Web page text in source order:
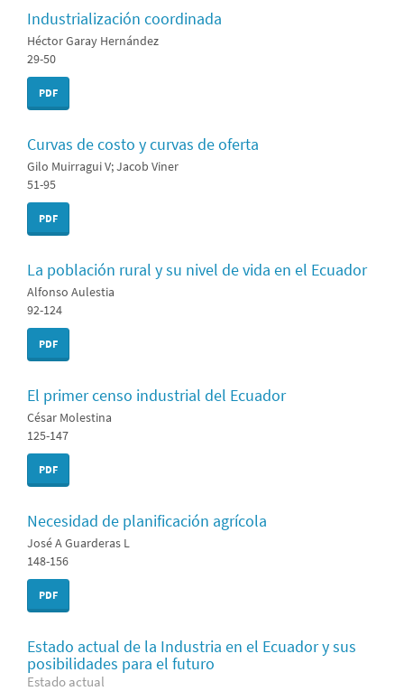
Industrialización coordinada
Héctor Garay Hernández
29-50
PDF
Curvas de costo y curvas de oferta
Gilo Muirragui V; Jacob Viner
51-95
PDF
La población rural y su nivel de vida en el Ecuador
Alfonso Aulestia
92-124
PDF
El primer censo industrial del Ecuador
César Molestina
125-147
PDF
Necesidad de planificación agrícola
José A Guarderas L
148-156
PDF
Estado actual de la Industria en el Ecuador y sus
posibilidades para el futuro
Estado actual